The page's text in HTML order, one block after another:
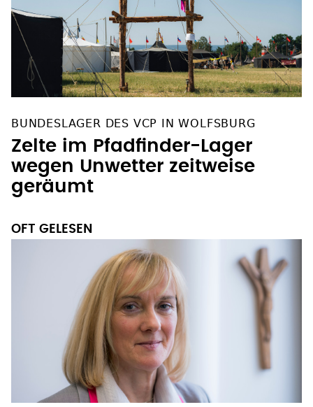
BUNDESLAGER DES VCP IN WOLFSBURG
Zelte im Pfadfinder-Lager
wegen Unwetter zeitweise
geräumt
OFT GELESEN